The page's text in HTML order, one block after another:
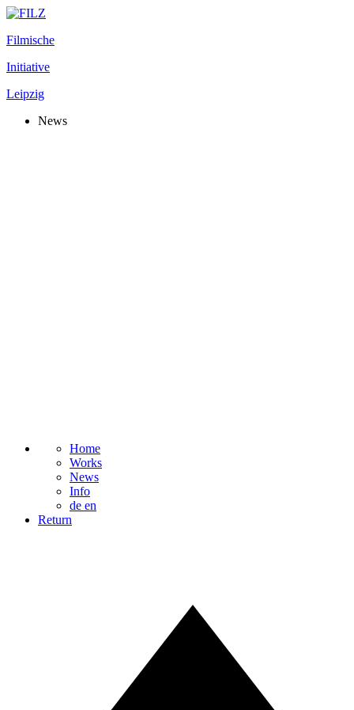
Filmische
Initiative
Leipzig
News
Home
Works
News
Info
de en
Return